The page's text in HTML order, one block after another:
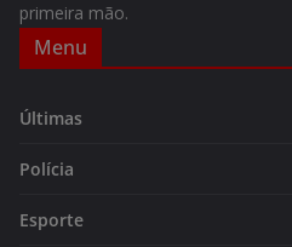
primeira mão.
Menu
Últimas
Polícia
Esporte